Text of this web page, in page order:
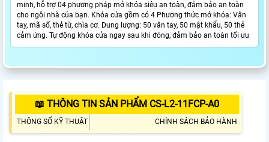
minh, hỗ trợ 04 phương pháp mở khóa siêu an toàn, đảm bảo an toàn
cho ngôi nhà của bạn. Khóa cửa gồm có 4 Phương thức mở khóa: Vân
tay, mã số, thẻ từ, chìa cơ. Dung lượng: 50 vân tay, 50 mật khẩu, 50 thẻ
cảm ứng. Tự động khóa cửa ngay sau khi đóng, đảm bảo an toàn tối ưu
📖 THÔNG TIN SẢN PHẨM CS-L2-11FCP-A0
THÔNG SỐ KỸ THUẬT CHÍNH SÁCH BẢO HÀNH